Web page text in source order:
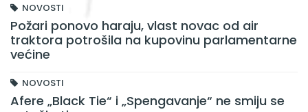
NOVOSTI
Požari ponovo haraju, vlast novac od air
traktora potrošila na kupovinu parlamentarne
većine
NOVOSTI
Afere „Black Tie“ i „Spengavanje“ ne smiju se